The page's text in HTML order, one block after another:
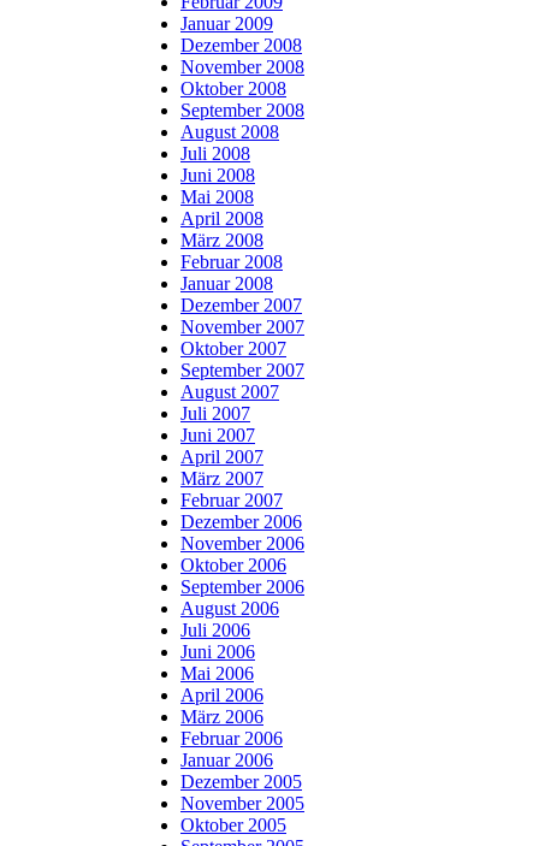
Januar 2009
Dezember 2008
November 2008
Oktober 2008
September 2008
August 2008
Juli 2008
Juni 2008
Mai 2008
April 2008
März 2008
Februar 2008
Januar 2008
Dezember 2007
November 2007
Oktober 2007
September 2007
August 2007
Juli 2007
Juni 2007
April 2007
März 2007
Februar 2007
Dezember 2006
November 2006
Oktober 2006
September 2006
August 2006
Juli 2006
Juni 2006
Mai 2006
April 2006
März 2006
Februar 2006
Januar 2006
Dezember 2005
November 2005
Oktober 2005